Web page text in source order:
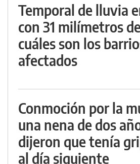
Temporal de lluvia
con 31 milímetros
cuáles son los
afectados
Conmoción por la
una nena de dos
dijeron que tenía
al día siguiente